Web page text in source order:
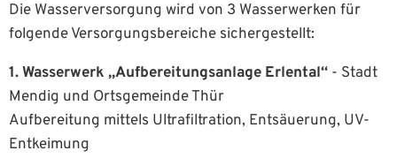
Die Wasserversorgung wird von 3 Wasserwerken für
folgende Versorgungsbereiche sichergestellt:
1. Wasserwerk „Aufbereitungsanlage Erlental“ - Stadt
Mendig und Ortsgemeinde Thür
Aufbereitung mittels Ultrafiltration, Entsäuerung, UV-
Entkeimung